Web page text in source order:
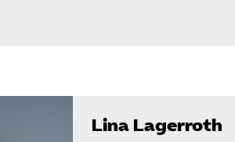
Lina Lagerroth